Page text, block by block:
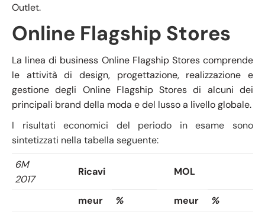
Outlet.
Online Flagship Stores
La linea di business Online Flagship Stores comprende
le attività di design, progettazione, realizzazione e
gestione degli Online Flagship Stores di alcuni dei
principali brand della moda e del lusso a livello globale.
I risultati economici del periodo in esame sono
sintetizzati nella tabella seguente:
6M
2017
Ricavi MOL
meur % meur
%